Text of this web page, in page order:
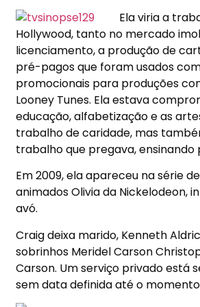
Ela viria a
Hollywood, tanto no mercado
licenciamento, a produção de
pré-pagos que foram usados
promocionais para produções
Looney Tunes. Ela estava
educação, alfabetização e as
trabalho de caridade, mas
trabalho que pregava, ensinando
Em 2009, ela apareceu na série
animados Olivia da Nickelodeon,
avó.
Craig deixa marido, Kenneth
sobrinhos Meridel Carson
Carson. Um serviço privado está
sem data definida até o